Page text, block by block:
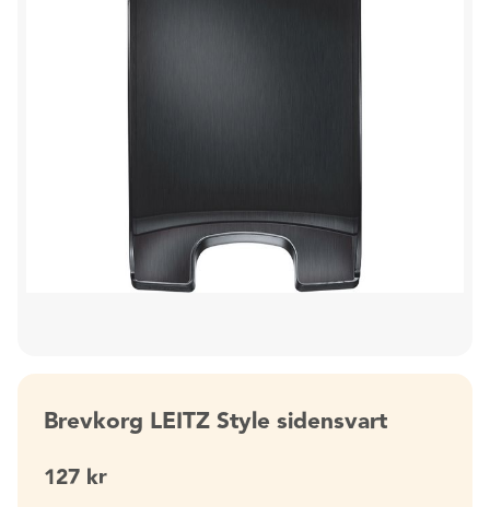
Brevkorg LEITZ Style sidensvart
127 kr